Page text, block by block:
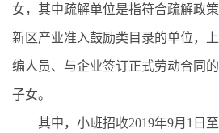
女，其中疏解单位是指符合疏解政
新区产业准入鼓励类目录的单位，
编人员、与企业签订正式劳动合同
子女。
其中，小班招收2019年9月1日至